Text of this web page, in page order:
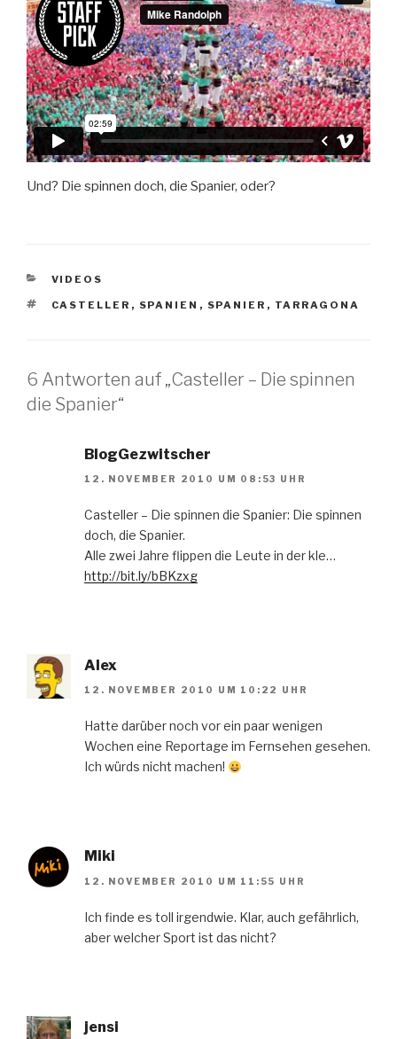
Und? Die spinnen doch, die Spanier, oder?
KATEGORIEN
VIDEOS
SCHLAGWÖRTER
CASTELLER , SPANIEN , SPANIER , TARRAGONA
6 Antworten auf „Casteller – Die spinnen
die Spanier“
BlogGezwitscher
12. NOVEMBER 2010 UM 08:53 UHR
Casteller – Die spinnen die Spanier: Die spinnen
doch, die Spanier.
Alle zwei Jahre flippen die Leute in der kle…
http://bit.ly/bBKzxg
Alex
12. NOVEMBER 2010 UM 10:22 UHR
Hatte darüber noch vor ein paar wenigen
Wochen eine Reportage im Fernsehen gesehen.
Ich würds nicht machen!
Miki
12. NOVEMBER 2010 UM 11:55 UHR
Ich finde es toll irgendwie. Klar, auch gefährlich,
aber welcher Sport ist das nicht?
jensi